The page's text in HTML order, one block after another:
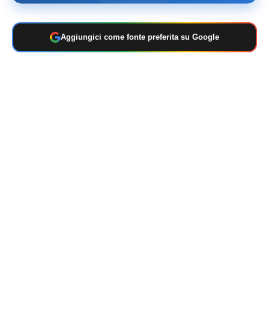
Aggiungici come fonte preferita su Google